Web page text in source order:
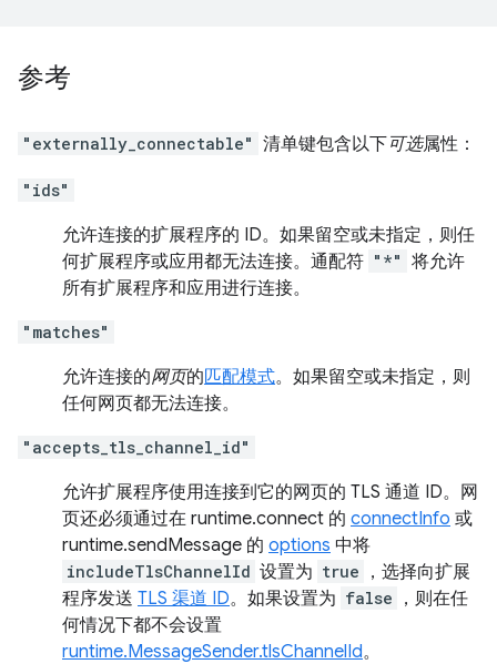
参考
"externally_connectable" 清单键包含以下可选属性：
"ids"
允许连接的扩展程序的 ID。如果留空或未指定，则任
何扩展程序或应用都无法连接。通配符 "*" 将允许
所有扩展程序和应用进行连接。
"matches"
允许连接的网页的匹配模式。如果留空或未指定，则
任何网页都无法连接。
"accepts_tls_channel_id"
允许扩展程序使用连接到它的网页的 TLS 通道 ID。网
页还必须通过在 runtime.connect 的 connectInfo 或
runtime.sendMessage 的 options 中将
includeTlsChannelId 设置为 true
，选择向扩展
程序发送 TLS 渠道 ID。如果设置为 false
，则在任
何情况下都不会设置
runtime.MessageSender.tlsChannelId。